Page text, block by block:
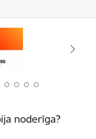
noderīga?